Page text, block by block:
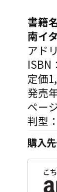
書籍
南イ
アド
ISBN
定価
発売
ペー
判型
購入